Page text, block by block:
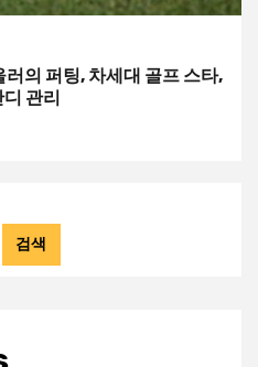
의 퍼팅, 차세대 골프 스타,
관리
검색